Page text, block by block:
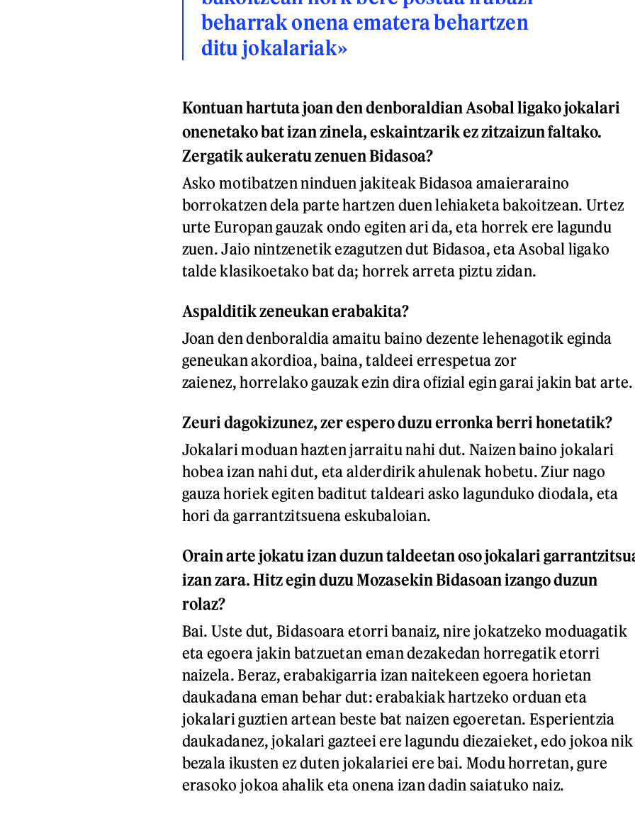
beharrak onena ematera behartzen
ditu jokalariak»
Kontuan hartuta joan den denboraldian Asobal ligako jokalari
onenetako bat izan zinela, eskaintzarik ez zitzaizun faltako.
Zergatik aukeratu zenuen Bidasoa?
Asko motibatzen ninduen jakiteak Bidasoa amaieraraino
borrokatzen dela parte hartzen duen lehiaketa bakoitzean. Urtez
urte Europan gauzak ondo egiten ari da, eta horrek ere lagundu
zuen. Jaio nintzenetik ezagutzen dut Bidasoa, eta Asobal ligako
talde klasikoetako bat da; horrek arreta piztu zidan.
Aspalditik zeneukan erabakita?
Joan den denboraldia amaitu baino dezente lehenagotik eginda
geneukan akordioa, baina, taldeei errespetua zor
zaienez, horrelako gauzak ezin dira ofizial egin garai jakin bat arte.
Zeuri dagokizunez, zer espero duzu erronka berri honetatik?
Jokalari moduan hazten jarraitu nahi dut. Naizen baino jokalari
hobea izan nahi dut, eta alderdirik ahulenak hobetu. Ziur nago
gauza horiek egiten baditut taldeari asko lagunduko diodala, eta
hori da garrantzitsuena eskubaloian.
Orain arte jokatu izan duzun taldeetan oso jokalari
izan zara. Hitz egin duzu Mozasekin Bidasoan izango duzun
rolaz?
Bai. Uste dut, Bidasoara etorri banaiz, nire jokatzeko moduagatik
eta egoera jakin batzuetan eman dezakedan horregatik etorri
naizela. Beraz, erabakigarria izan naitekeen egoera horietan
daukadana eman behar dut: erabakiak hartzeko orduan eta
jokalari guztien artean beste bat naizen egoeretan. Esperientzia
daukadanez, jokalari gazteei ere lagundu diezaieket, edo jokoa nik
bezala ikusten ez duten jokalariei ere bai. Modu horretan, gure
erasoko jokoa ahalik eta onena izan dadin saiatuko naiz.